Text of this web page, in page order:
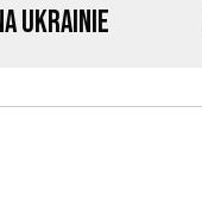
Ukrainie